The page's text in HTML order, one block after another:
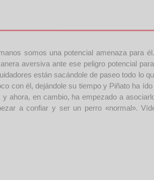
somos una potencial amenaza para
aversiva ante ese peligro potencial
están sacándole de paseo todo lo
con él, dejándole su tiempo y Piñato ha
ahora, en cambio, ha empezado a
a confiar y ser un perro «normal».